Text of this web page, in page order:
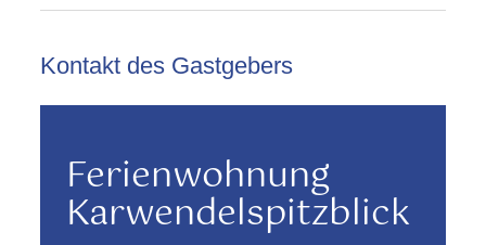
Kontakt des Gastgebers
Ferienwohnung
Karwendelspitzblick